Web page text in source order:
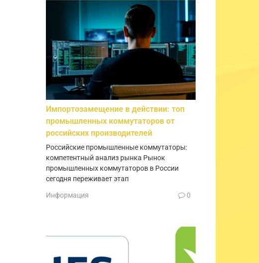
Импортозамещение в действии: топ
промышленных коммутаторов от
российских производителей
Российские промышленные коммутаторы:
компетентный анализ рынка Рынок
промышленных коммутаторов в России
сегодня переживает этап
Информация 0